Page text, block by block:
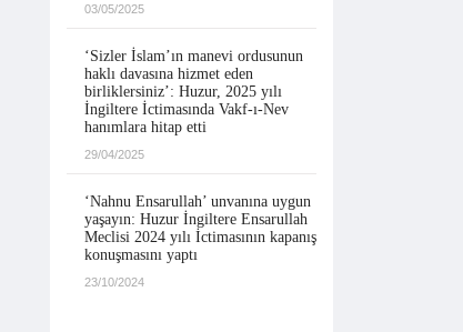
03/05/2025
‘Sizler İslam’ın manevi ordusunun
haklı davasına hizmet eden
birliklersiniz’: Huzur, 2025 yılı
İngiltere İctimasında Vakf-ı-Nev
hanımlara hitap etti
29/04/2025
‘Nahnu Ensarullah’ unvanına uygun
yaşayın: Huzur İngiltere Ensarullah
Meclisi 2024 yılı İctimasının kapanış
konuşmasını yaptı
23/10/2024